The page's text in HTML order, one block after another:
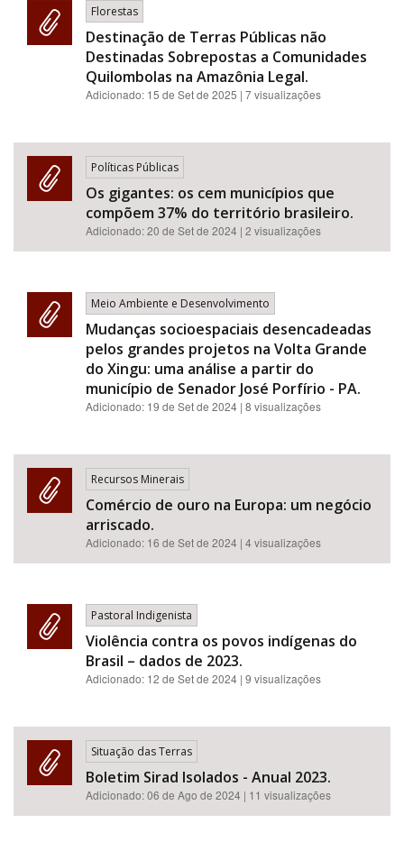
Florestas
Destinação de Terras Públicas não
Destinadas Sobrepostas a Comunidades
Quilombolas na Amazônia Legal.
Adicionado: 15 de Set de 2025 | 7 visualizações
Políticas Públicas
Os gigantes: os cem municípios que
compõem 37% do território brasileiro.
Adicionado:20 de Set de 2024 | 2 visualizações
Meio Ambiente e Desenvolvimento
Mudanças socioespaciais desencadeadas
pelos grandes projetos na Volta Grande
do Xingu: uma análise a partir do
município de Senador José Porfírio - PA.
Adicionado: 19 de Set de 2024 | 8 visualizações
Recursos Minerais
Comércio de ouro na Europa: um negócio
arriscado.
Adicionado: 16 de Set de 2024 | 4 visualizações
Pastoral Indigenista
Violência contra os povos indígenas do
Brasil – dados de 2023.
Adicionado: 12 de Set de 2024 | 9 visualizações
Situação das Terras
Boletim Sirad Isolados - Anual 2023.
Adicionado:06 de Ago de 2024 | 11 visualizações